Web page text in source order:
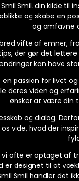
Smil, din kilde til
og skabe en
og omfavne
vifte af emner,
der gør det
kan have
en passion for livet
deres viden og
ønsker at være din
og dialog.
vide, hvad der
vi ofte er optaget af
er designet til at
Smil handler det